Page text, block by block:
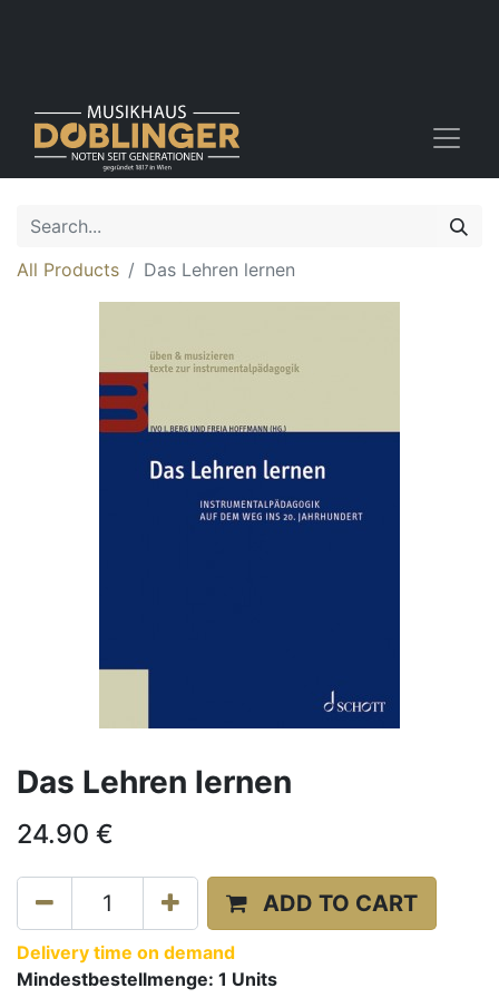
All Products Das Lehren lernen
Das Lehren lernen
24.90 €
ADD TO CART
Delivery time on demand
Mindestbestellmenge: 1 Units